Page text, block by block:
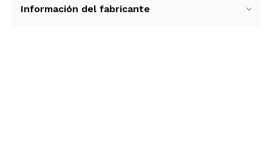
practicidad, diseño sostenible y eficiencia a tu
Información del fabricante